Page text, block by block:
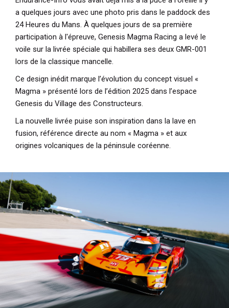
a quelques jours avec une photo pris dans le paddock des
24 Heures du Mans. À quelques jours de sa première
participation à l'épreuve, Genesis Magma Racing a levé le
voile sur la livrée spéciale qui habillera ses deux GMR-001
lors de la classique mancelle.
Ce design inédit marque l’évolution du concept visuel «
Magma » présenté lors de l’édition 2025 dans l’espace
Genesis du Village des Constructeurs.
La nouvelle livrée puise son inspiration dans la lave en
fusion, référence directe au nom « Magma » et aux
origines volcaniques de la péninsule coréenne.